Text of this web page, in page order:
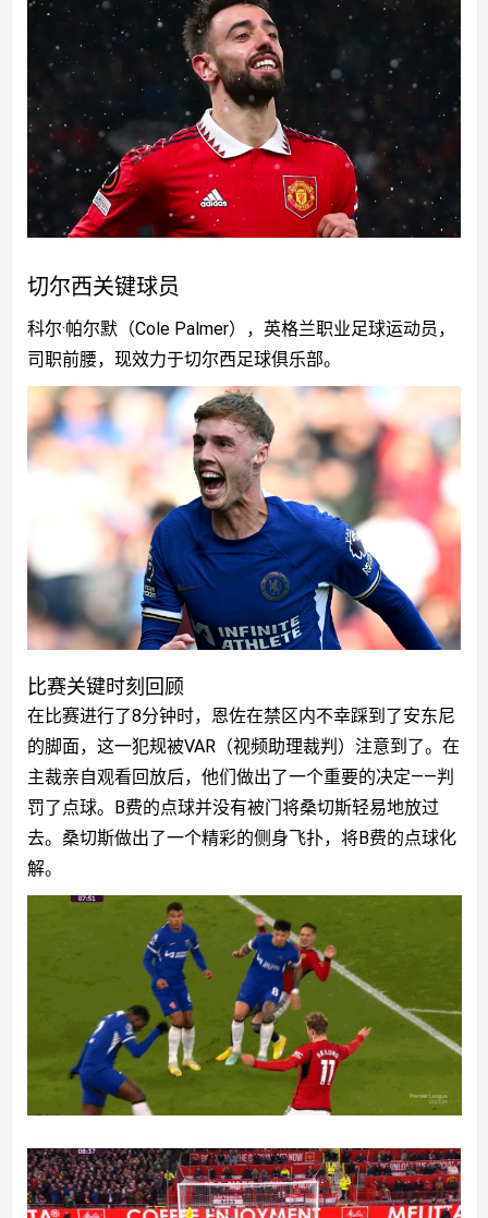
切尔西关键球员
科尔·帕尔默（Cole Palmer），英格兰职业足球运动员，
司职前腰，现效力于切尔西足球俱乐部。
比赛关键时刻回顾
在比赛进行了8分钟时，恩佐在禁区内不幸踩到了安东尼
的脚面，这一犯规被VAR（视频助理裁判）注意到了。在
主裁亲自观看回放后，他们做出了一个重要的决定——判
罚了点球。B费的点球并没有被门将桑切斯轻易地放过
去。桑切斯做出了一个精彩的侧身飞扑，将B费的点球化
解。